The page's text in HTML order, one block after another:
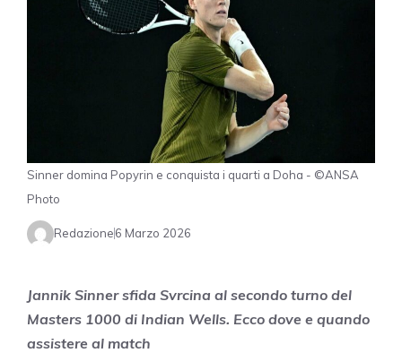
Sinner domina Popyrin e conquista i quarti a Doha - ©ANSA
Photo
Redazione6 Marzo 2026
Jannik Sinner sfida Svrcina al secondo turno del
Masters 1000 di Indian Wells. Ecco dove e quando
assistere al match